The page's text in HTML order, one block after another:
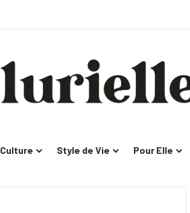
Culture Style de Vie Pour Elle